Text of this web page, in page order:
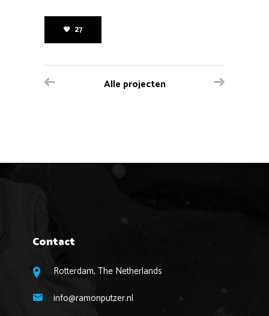
27
Alle projecten
Contact
Rotterdam, The Netherlands
info@ramonputzer.nl